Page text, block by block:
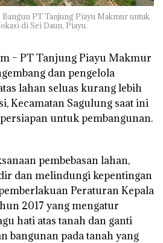
Bangun PT Tanjung Piayu Makmur untuk
di Sei Daun, Piayu.
– PT Tanjung Piayu Makmur
dan pengelola
lahan seluas kurang lebih
Kecamatan Sagulung saat ini
untuk pembangunan.
pembebasan lahan,
dan melindungi kepentingan
Peraturan Kepala
2017 yang mengatur
hati atas tanah dan ganti
bangunan pada tanah yang